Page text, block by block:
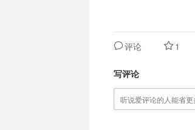
评论 1
写评论